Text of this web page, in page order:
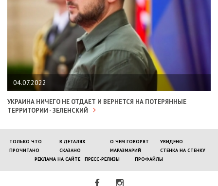
04.07.2022
УКРАИНА НИЧЕГО НЕ ОТДАЕТ И ВЕРНЕТСЯ НА ПОТЕРЯННЫЕ
ТЕРРИТОРИИ - ЗЕЛЕНСКИЙ
ТОЛЬКО ЧТО В ДЕТАЛЯХ О ЧЕМ ГОВОРЯТ
УВИДЕНО
ПРОЧИТАНО
СКАЗАНО МАРАЗМАРИЙ
СТЕНКА НА СТЕНКУ
РЕКЛАМА НА САЙТЕ
ПРЕСС-РЕЛИЗЫ ПРОФАЙЛЫ